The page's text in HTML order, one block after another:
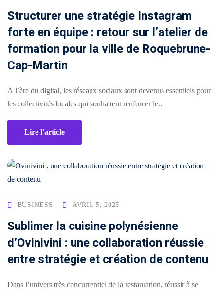
Structurer une stratégie Instagram
forte en équipe : retour sur l’atelier de
formation pour la ville de Roquebrune-
Cap-Martin
À l’ère du digital, les réseaux sociaux sont devenus essentiels pour
les collectivités locales qui souhaitent renforcer le...
Lire l'article
BUSINESS AVRIL 5, 2025
Sublimer la cuisine polynésienne
d’Ovinivini : une collaboration réussie
entre stratégie et création de contenu
Dans l’univers très concurrentiel de la restauration, réussir à se